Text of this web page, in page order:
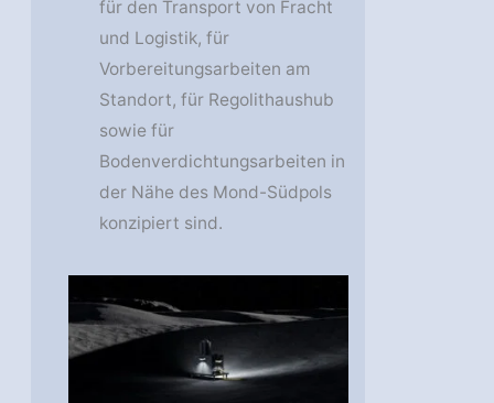
für den Transport von Fracht
und Logistik, für
Vorbereitungsarbeiten am
Standort, für Regolithaushub
sowie für
Bodenverdichtungsarbeiten in
der Nähe des Mond-Südpols
konzipiert sind.